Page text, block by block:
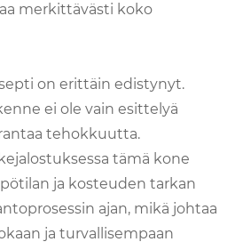
merkittävästi koko
on erittäin edistynyt.
ei ole vain esittelyä
tehokkuutta.
tämä kone
ja kosteuden tarkan
ajan, mikä johtaa
ja turvallisempaan